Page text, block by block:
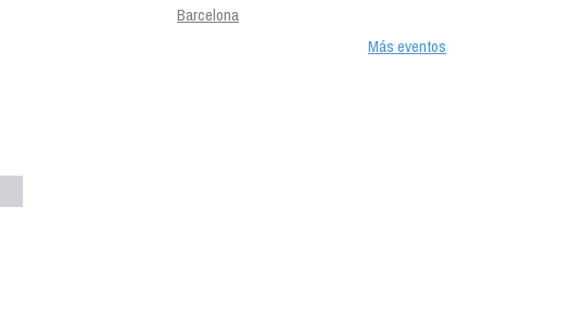
Barcelona
Más eventos